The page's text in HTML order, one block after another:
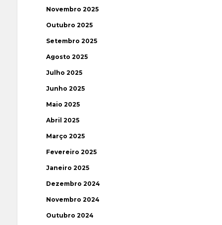
Novembro 2025
Outubro 2025
Setembro 2025
Agosto 2025
Julho 2025
Junho 2025
Maio 2025
Abril 2025
Março 2025
Fevereiro 2025
Janeiro 2025
Dezembro 2024
Novembro 2024
Outubro 2024